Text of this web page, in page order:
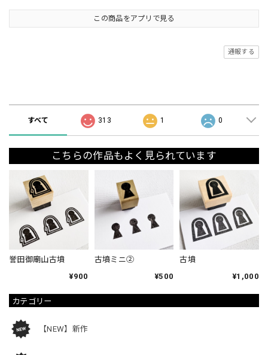
カテゴリー
【NEW】新作
この商品をアプリで見る
通報する
すべて 313 1 0
こちらの作品もよく見られています
誉田御廟山古墳
¥900
古墳ミニ②
¥500
古墳
¥1,000